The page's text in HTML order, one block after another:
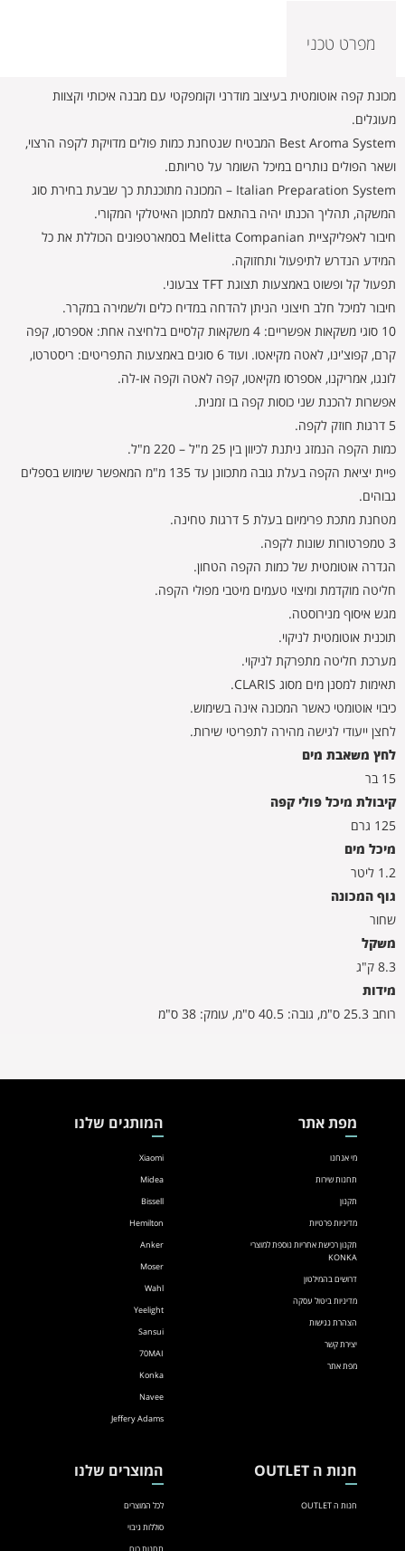
מפרט טכני
מכונת קפה אוטומטית בעיצוב מודרני וקומפקטי עם מבנה איכותי וקצוות
מעוגלים.
Best Aroma System המבטיח שנטחנת כמות פולים מדויקת לקפה הרצוי,
ושאר הפולים נותרים במיכל השומר על טריותם.
Italian Preparation System – המכונה מתוכנתת כך שבעת בחירת סוג
המשקה, תהליך הכנתו יהיה בהתאם למתכון האיטלקי המקורי.
חיבור לאפליקציית Melitta Companian בסמארטפונים הכוללת את כל
המידע הנדרש לתיפעול ותחזוקה.
תפעול קל ופשוט באמצעות תצוגת TFT צבעוני.
חיבור למיכל חלב חיצוני הניתן להדחה במדיח כלים ולשמירה במקרר.
10 סוגי משקאות אפשריים: 4 משקאות קלסיים בלחיצה אחת: אספרסו, קפה
קרם, קפוצ'ינו, לאטה מקיאטו. ועוד 6 סוגים באמצעות התפריטים: ריסטרטו,
לונגו, אמריקנו, אספרסו מקיאטו, קפה לאטה וקפה או-לה.
אפשרות להכנת שני כוסות קפה בו זמנית.
5 דרגות חוזק לקפה.
כמות הקפה הנמזג ניתנת לכיוון בין 25 מ"ל – 220 מ"ל.
פיית יציאת הקפה בעלת גובה מתכוונן עד 135 מ"מ המאפשר שימוש בספלים
גבוהים.
מטחנת מתכת פרימיום בעלת 5 דרגות טחינה.
3 טמפרטורות שונות לקפה.
הגדרה אוטומטית של כמות הקפה הטחון.
חליטה מוקדמת ומיצוי טעמים מיטבי מפולי הקפה.
מגש איסוף מנירוסטה.
תוכנית אוטומטית לניקוי.
מערכת חליטה מתפרקת לניקוי.
תאימות למסנן מים מסוג CLARIS.
כיבוי אוטומטי כאשר המכונה אינה בשימוש.
לחצן ייעודי לגישה מהירה לתפריטי שירות.
לחץ משאבת מים
15 בר
קיבולת מיכל פולי קפה
125 גרם
מיכל מים
1.2 ליטר
גוף המכונה
שחור
משקל
8.3 ק"ג
מידות
רוחב 25.3 ס"מ, גובה: 40.5 ס"מ, עומק: 38 ס"מ
מפת אתר
מי אנחנו
תחנות שירות
תקנון
מדיניות פרטיות
תקנון רכישת אחריות נוספת למוצרי
KONKA
דרושים בהמילטון
מדיניות ביטול עסקה
הצהרת נגישות
יצירת קשר
מפת אתר
המותגים שלנו
Xiaomi
Midea
Bissell
Hemilton
Anker
Moser
Wahl
Yeelight
Sansui
70MAI
Konka
Navee
Jeffery Adams
חנות ה OUTLET
חנות ה OUTLET
המוצרים שלנו
לכל המוצרים
סוללות גיבוי
תחנות כוח